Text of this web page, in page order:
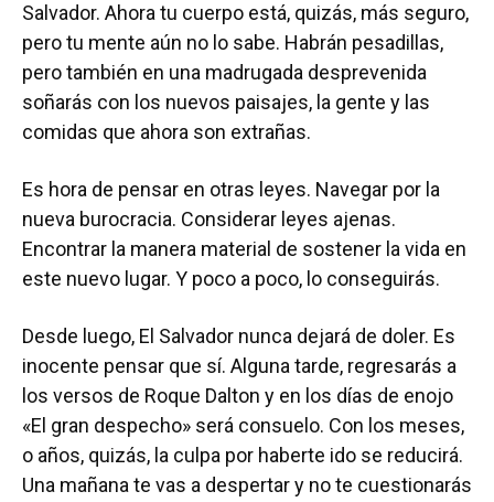
Salvador. Ahora tu cuerpo está, quizás, más seguro,
pero tu mente aún no lo sabe. Habrán pesadillas,
pero también en una madrugada desprevenida
soñarás con los nuevos paisajes, la gente y las
comidas que ahora son extrañas.
Es hora de pensar en otras leyes. Navegar por la
nueva burocracia. Considerar leyes ajenas.
Encontrar la manera material de sostener la vida en
este nuevo lugar. Y poco a poco, lo conseguirás.
Desde luego, El Salvador nunca dejará de doler. Es
inocente pensar que sí. Alguna tarde, regresarás a
los versos de Roque Dalton y en los días de enojo
«El gran despecho» será consuelo. Con los meses,
o años, quizás, la culpa por haberte ido se reducirá.
Una mañana te vas a despertar y no te cuestionarás